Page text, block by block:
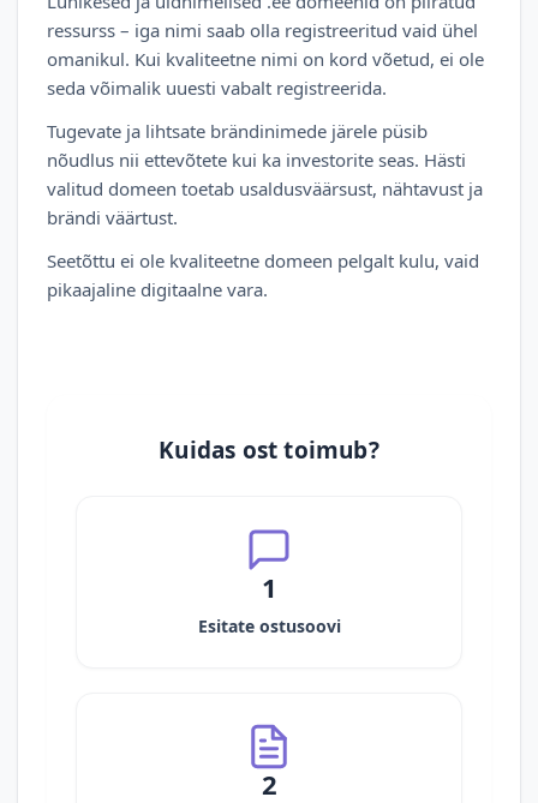
ressurss – iga nimi saab olla registreeritud vaid ühel
omanikul. Kui kvaliteetne nimi on kord võetud, ei ole
seda võimalik uuesti vabalt registreerida.
Tugevate ja lihtsate brändinimede järele püsib
nõudlus nii ettevõtete kui ka investorite seas. Hästi
valitud domeen toetab usaldusväärsust, nähtavust ja
brändi väärtust.
Seetõttu ei ole kvaliteetne domeen pelgalt kulu, vaid
pikaajaline digitaalne vara.
Kuidas ost toimub?
1
Esitate ostusoovi
2